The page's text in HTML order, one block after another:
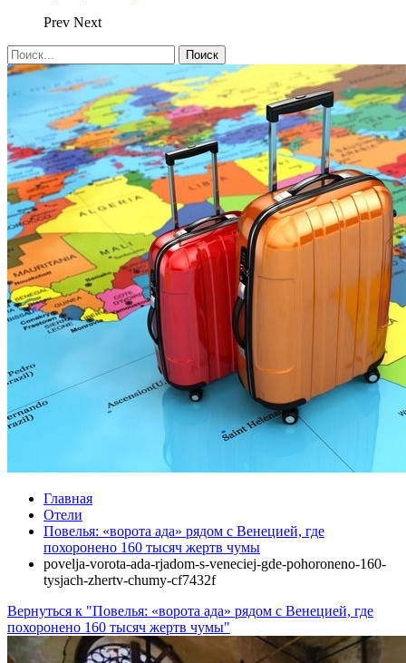
Prev Next
Главная
Отели
Повелья: «ворота ада» рядом с Венецией, где
похоронено 160 тысяч жертв чумы
povelja-vorota-ada-rjadom-s-veneciej-gde-pohoroneno-160-
tysjach-zhertv-chumy-cf7432f
Вернуться к "Повелья: «ворота ада» рядом с Венецией, где
похоронено 160 тысяч жертв чумы"